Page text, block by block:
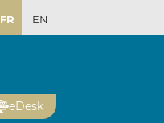
FR EN
eDesk